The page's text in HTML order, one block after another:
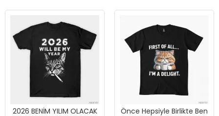
2026 BENİM YILIM OLACAK
Önce Hepsiyle Birlikte Ben